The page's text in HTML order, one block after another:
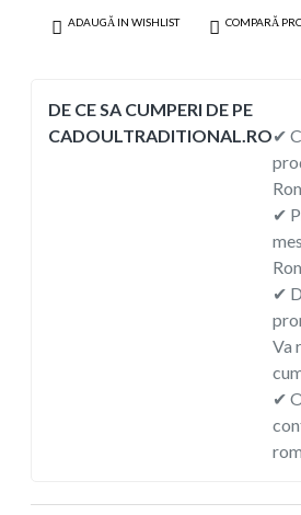
ADAUGĂ IN WISHLIST COMPARĂ
DE CE SA CUMPERI DE PE
CADOULTRADITIONAL.RO✔
✔
✔
Va
✔